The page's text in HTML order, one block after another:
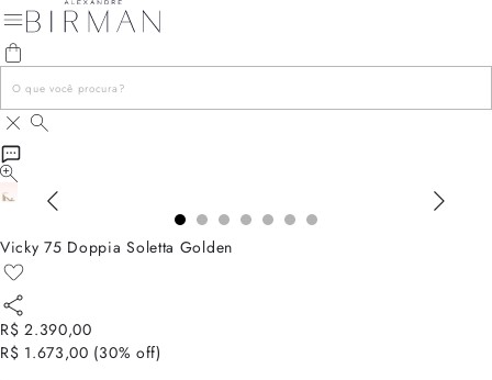
Vicky 75 Doppia Soletta Golden
R$ 2.390,00
R$ 1.673,00 (30% off)